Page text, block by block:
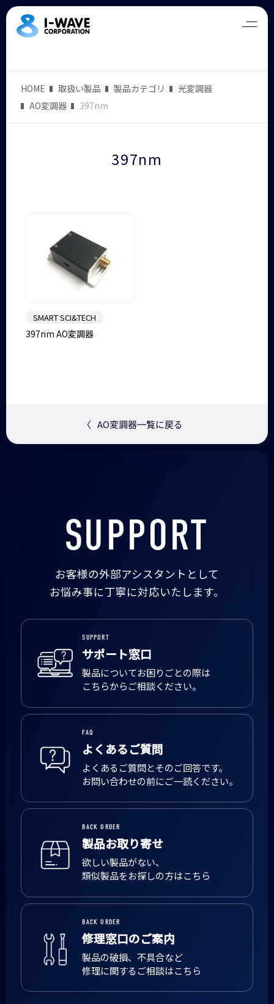
HOME 取扱い製品 製品カテゴリ
光変調器
AO変調器
397nm
397nm
SMART SCI&TECH
397nm AO変調器
〈 AO変調器一覧に戻る
SUPPORT
お客様の外部アシスタントとして
お悩み事に丁寧に対応いたします。
SUPPORT
サポート窓口
製品についてお困りごとの際は
こちらからご相談ください。
FAQ
よくあるご質問
よくあるご質問とそのご回答です。
お問い合わせの前にご一読ください。
BACK ORDER
製品お取り寄せ
欲しい製品がない、
類似製品をお探しの方はこちら
BACK ORDER
修理窓口のご案内
製品の破損、不具合など
修理に関するご相談はこちら